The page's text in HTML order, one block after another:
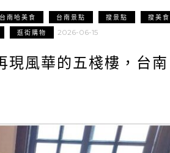
台南哈美食 台南景點 搜景點 搜美食
逛街購物 2026-06-15
現風華的五棧樓，台南